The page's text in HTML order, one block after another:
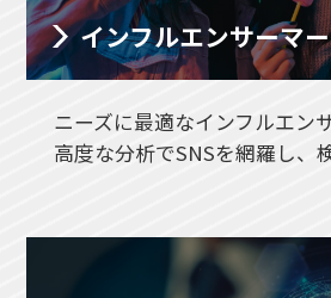
インフルエンサーマ
ニーズに最適なインフルエン
高度な分析でSNSを網羅し、